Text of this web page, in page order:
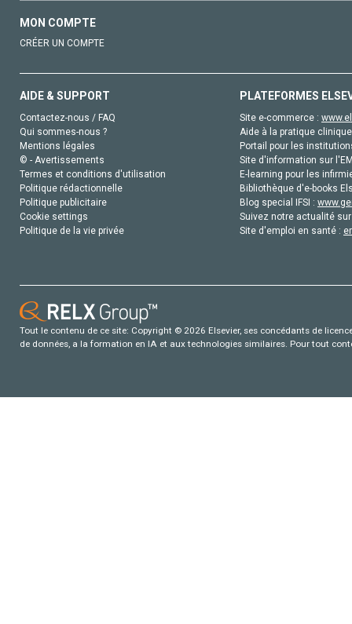
MON COMPTE
CRÉER UN COMPTE
AIDE & SUPPORT
Contactez-nous / FAQ
Qui sommes-nous ?
Mentions légales
© - Avertissements
Termes et conditions d'utilisation
Politique rédactionnelle
Politique publicitaire
Cookie settings
Politique de la vie privée
PLATEFORMES
Site e-commerce :
Aide à la pratique
Portail pour les
Site d'information sur
E-learning pour les
Bibliothèque d'e-books
Blog special IFSI :
Suivez notre actualité
Site d'emploi en santé :
Tout le contenu de ce site: Copyright © 2026 Elsevier, ses concédants de
de données, a la formation en IA et aux technologies similaires. Pour tout